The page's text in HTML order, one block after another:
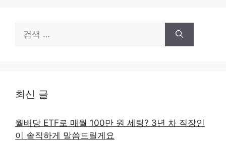
색:
최신 글
월배당 ETF로 매월 100만 원 세팅? 3년 차 직장인
이 솔직하게 말씀드릴게요